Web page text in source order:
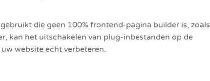
die geen 100% frontend-pagina builder is, zoals
kan het uitschakelen van plug-inbestanden op de
website echt verbeteren.